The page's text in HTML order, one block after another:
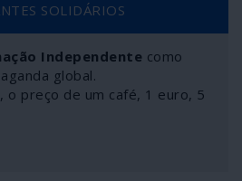
essencial no sistema de
de causas sociais,
do patrocínio de “revoluções
SOLIDÁRIOS
Independente como
global.
o preço de um café, 1 euro, 5